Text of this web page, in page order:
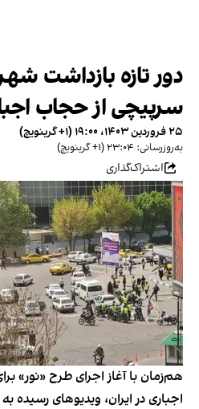
دور تازه بازداشت
سرپیچی از حجاب
۲۵ فروردین ۱۴۰۳، ۱۹:۰۰ (‎+۱ گرینویچ)
به‌روزرسانی: ۲۳:۰۴ (‎+۱ گرینویچ)
اشتراک‌گذاری
هم‌زمان با آغاز اجرای طرح «نور»
اجباری در ایران، ویدیوهای رسیده